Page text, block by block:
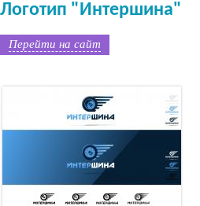
Логотип "Интершина"
Перейти на сайт